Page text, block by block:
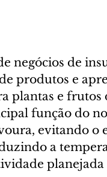
negócios de
produtos e
plantas e frutos
função do
evitando o
a